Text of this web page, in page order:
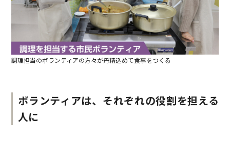
調理担当のボランティアの方々が丹精込めて食事をつくる
ボランティアは、それぞれの役割を担える
人に